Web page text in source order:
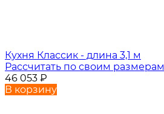
Кухня Классик - длина 3,1 м
Рассчитать по своим размерам
46 053 ₽
В корзину